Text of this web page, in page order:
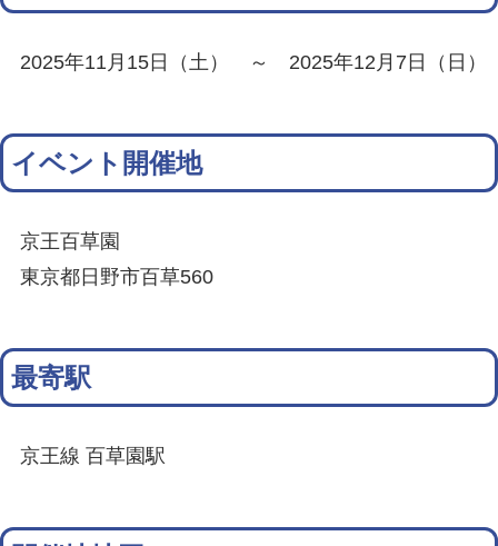
2025年11月15日（土） ～ 2025年12月7日（日）
イベント開催地
京王百草園
東京都日野市百草560
最寄駅
京王線 百草園駅